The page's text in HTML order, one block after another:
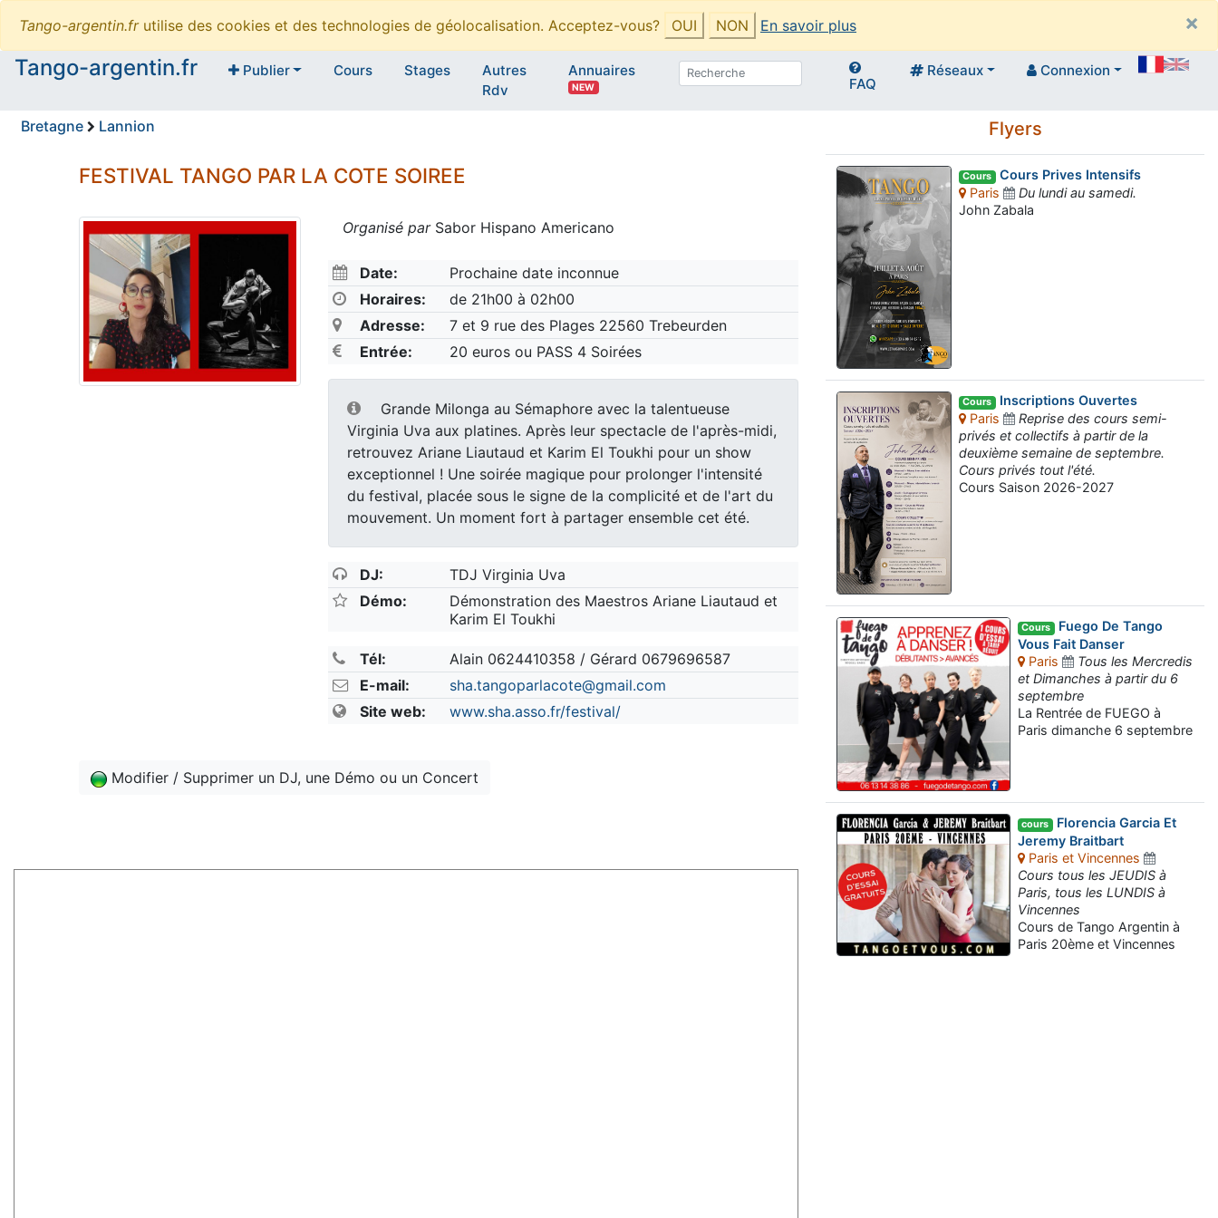
Tango-argentin.frutilise des cookies et des technologies de géolocalisation. Acceptez-vous? OUI NON En savoir plus
×
Tango-argentin.fr
Publier Cours Stages
Autres
Rdv
Annuaires
NEW FAQ
Réseaux Connexion
Bretagne Lannion
FESTIVAL TANGO PAR LA COTE SOIREE
Organisé parSabor Hispano Americano
Date:
Prochaine date inconnue
Horaires:
de 21h00 à 02h00
Adresse:
7 et 9 rue des Plages 22560 Trebeurden
Entrée:
20 euros ou PASS 4 Soirées
Grande Milonga au Sémaphore avec la talentueuse
Virginia Uva aux platines. Après leur spectacle de l'après-midi,
retrouvez Ariane Liautaud et Karim El Toukhi pour un show
exceptionnel ! Une soirée magique pour prolonger l'intensité
du festival, placée sous le signe de la complicité et de l'art du
mouvement. Un moment fort à partager ensemble cet été.
DJ:
TDJ Virginia Uva
Démo:
Démonstration des Maestros Ariane Liautaud et
Karim El Toukhi
Tél:
Alain 0624410358 / Gérard 0679696587
E-mail:
sha.tangoparlacote@gmail.com
Site web:
www.sha.asso.fr/festival/
Modifier / Supprimer un DJ, une Démo ou un Concert
Flyers
Cours Cours Prives Intensifs
Paris
Du lundi au samedi.
John Zabala
Cours Inscriptions Ouvertes
Paris
Reprise des cours semi-
privés et collectifs à partir de la
deuxième semaine de septembre.
Cours privés tout l'été.
Cours Saison 2026-2027
Cours Fuego De Tango
Vous Fait Danser
Paris
Tous les Mercredis
et Dimanches à partir du 6
septembre
La Rentrée de FUEGO à
Paris dimanche 6 septembre
cours Florencia Garcia Et
Jeremy Braitbart
Paris et Vincennes
Cours tous les JEUDIS à
Paris, tous les LUNDIS à
Vincennes
Cours de Tango Argentin à
Paris 20ème et Vincennes